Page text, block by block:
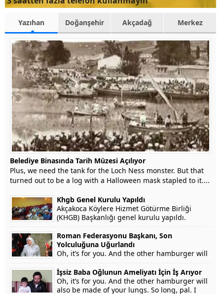
Yazıhan Doğanşehir Akçadağ Merkez
Belediye Binasında Tarih Müzesi Açılıyor
Plus, we need the tank for the Loch Ness monster. But that
turned out to be a log with a Halloween mask stapled to it....
Khgb Genel Kurulu Yapıldı
Akçakoca Köylere Hizmet Götürme Birliği
(KHGB) Başkanlığı genel kurulu yapıldı.
Roman Federasyonu Başkanı, Son
Yolculuğuna Uğurlandı
Oh, it’s for you. And the other hamburger will
also be made of your lungs. So long, pal. I
won’t testify on grounds that my...
İşsiz Baba Oğlunun Ameliyatı İçin İş Arıyor
Oh, it’s for you. And the other hamburger will
also be made of your lungs. So long, pal. I